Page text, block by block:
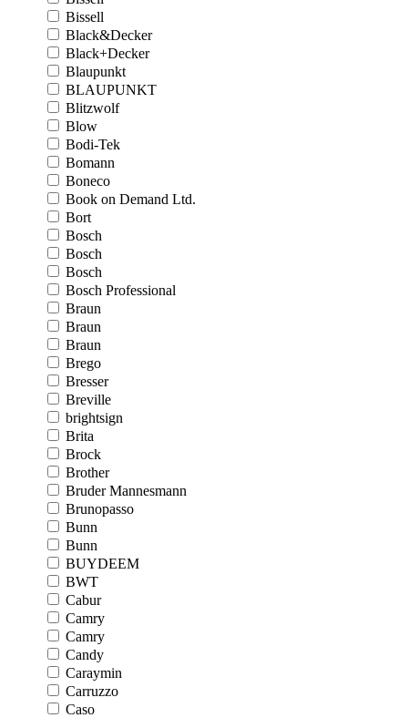
Bissell
Black&Decker
Black+Decker
Blaupunkt
BLAUPUNKT
Blitzwolf
Blow
Bodi-Tek
Bomann
Boneco
Book on Demand Ltd.
Bort
Bosch
Bosch
Bosch
Bosch Professional
Braun
Braun
Braun
Brego
Bresser
Breville
brightsign
Brita
Brock
Brother
Bruder Mannesmann
Brunopasso
Bunn
Bunn
BUYDEEM
BWT
Cabur
Camry
Camry
Candy
Caraymin
Carruzzo
Caso